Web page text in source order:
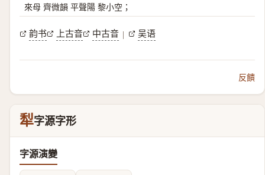
來母 齊微韻 平聲陽 黎小空；
韵书 上古音 中古音 | 吴语
反饋
犁字源字形
字源演變